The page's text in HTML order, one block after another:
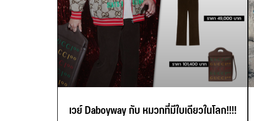
เวย์ Daboyway กับ หมวกที่มีใบเดียวในโลก!!!!